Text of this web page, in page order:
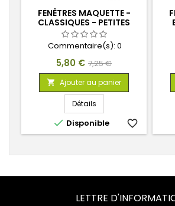
FENÊTRES MAQUETTE -
CLASSIQUES - PETITES
Commentaire(s): 0
Prix
5,80 € Prix
de
base
7,25 €
 Ajouter au panier
Détails
 Disponible favorite_border
LETTRE